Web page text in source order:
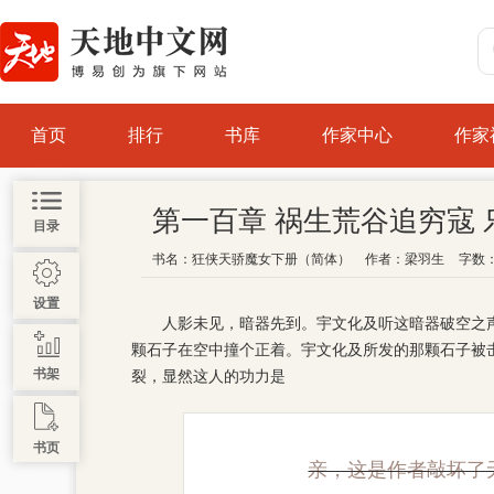
首页 排行 书库 作家中心 作家
目录
设置
书架
书页
第一百章 祸生荒谷追穷寇
书名： 狂侠天骄魔女下册（简体） 作者： 梁羽生 字数
人影未见，暗器先到。宇文化及听这暗器破空
颗石子在空中撞个正着。宇文化及所发的那颗石子
裂，显然这人的功力是
亲，这是作者敲坏